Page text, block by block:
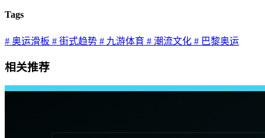
Tags
# 奥运滑板 # 街式趋势 # 九游体育 # 潮流文化 # 巴黎奥运
相关推荐